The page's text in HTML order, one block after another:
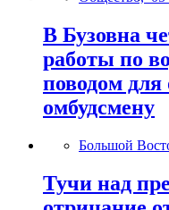
В Бузовна
работы по
поводом
омбудсмену
Большой
Тучи над